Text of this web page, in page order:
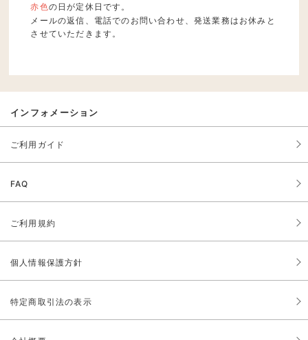
赤色の日が定休日です。
メールの返信、電話でのお問い合わせ、発送業務はお休みと
させていただきます。
インフォメーション
ご利用ガイド
FAQ
ご利用規約
個人情報保護方針
特定商取引法の表示